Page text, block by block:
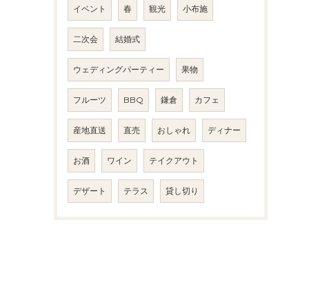
イベント 春 観光 小布施
二次会 結婚式
ウェディングパーティー 果物
フルーツ BBQ 鎌倉 カフェ
産地直送 直売 おしゃれ ディナー
お酒 ワイン テイクアウト
デザート テラス 貸し切り